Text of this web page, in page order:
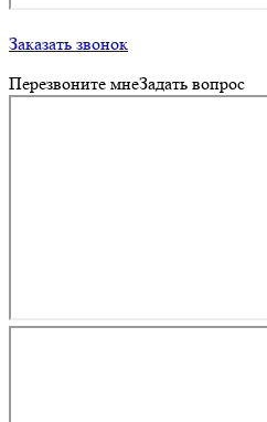
Заказать звонок
Перезвоните мнеЗадать вопрос